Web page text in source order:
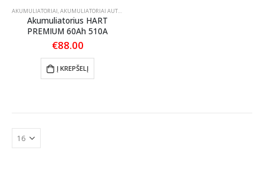
AKUMULIATORIAI,AKUMULIATORIAI AUTOMOBILIAMS
Akumuliatorius HART
PREMIUM 60Ah 510A
€88.00
Į KREPŠELĮ